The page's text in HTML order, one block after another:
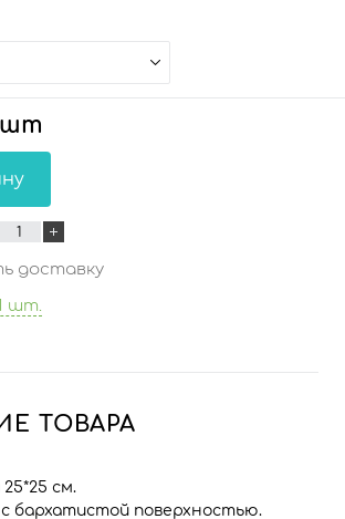
доставку
шт.
ТОВАРА
см.
с бархатистой поверхностью.